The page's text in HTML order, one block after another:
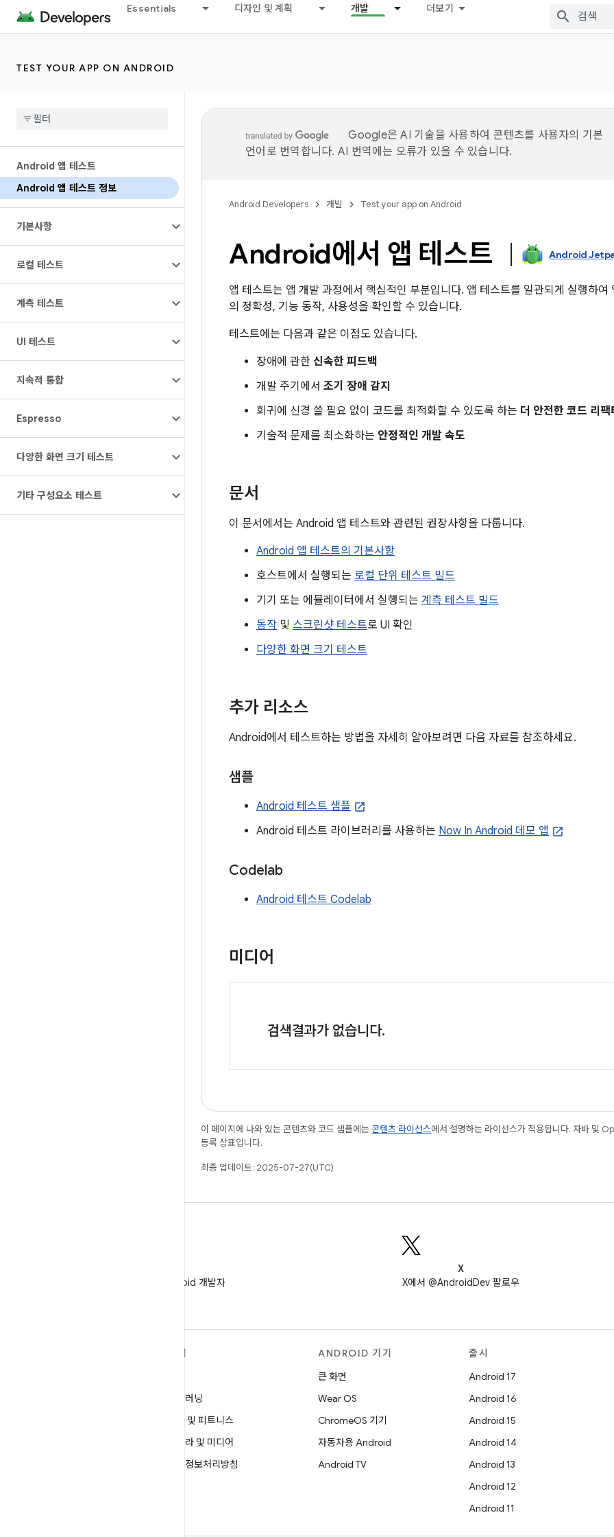
Essentials 디자인 및 계획 개발 더보기
TEST YOUR APP ON ANDROID
Android 앱 테스트
Android 앱 테스트 정보
기본사항
로컬 테스트
계측 테스트
UI 테스트
지속적 통합
Espresso
다양한 화면 크기 테스트
기타 구성요소 테스트
Google은 AI 기술을 사용하여 콘텐츠를 사용자의 기본
언어로 번역합니다. AI 번역에는 오류가 있을 수 있습니다.
Android Developers 개발 Test your app on Android
Android에서 앱 테스트 Android
앱 테스트는 앱 개발 과정에서 핵심적인 부분입니다. 앱 테스트를 일관되게 실행하
의 정확성, 기능 동작, 사용성을 확인할 수 있습니다.
테스트에는 다음과 같은 이점도 있습니다.
장애에 관한 신속한 피드백
개발 주기에서 조기 장애 감지
회귀에 신경 쓸 필요 없이 코드를 최적화할 수 있도록 하는 더 안전한 코드 리팩
기술적 문제를 최소화하는 안정적인 개발 속도
문서
이 문서에서는 Android 앱 테스트와 관련된 권장사항을 다룹니다.
Android 앱 테스트의 기본사항
호스트에서 실행되는 로컬 단위 테스트 빌드
기기 또는 에뮬레이터에서 실행되는 계측 테스트 빌드
동작 및 스크린샷 테스트로 UI 확인
다양한 화면 크기 테스트
추가 리소스
Android에서 테스트하는 방법을 자세히 알아보려면 다음 자료를 참조하세요.
샘플
Android 테스트 샘플
Android 테스트 라이브러리를 사용하는 Now In Android 데모 앱
Codelab
Android 테스트 Codelab
미디어
검색결과가 없습니다.
이 페이지에 나와 있는 콘텐츠와 코드 샘플에는 콘텐츠 라이선스에서 설명하는 라이선스가 적용됩니다. 자바 및
등록 상표입니다.
최종 업데이트: 2025-07-27(UTC)
WeChat에서 Android 개발자
X
X에서 @AndroidDev 팔로우
탐색
머신러닝
건강 및 피트니스
카메라 및 미디어
개인정보처리방침
ANDROID 기기
큰 화면
Wear OS
ChromeOS 기기
자동차용 Android
Android TV
출시
Android 17
Android 16
Android 15
Android 14
Android 13
Android 12
Android 11